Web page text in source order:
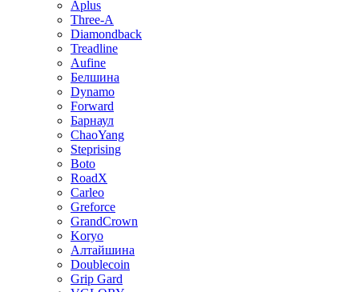
Aplus
Three-A
Diamondback
Treadline
Aufine
Белшина
Dynamo
Forward
Барнаул
ChaoYang
Steprising
Boto
RoadX
Carleo
Greforce
GrandCrown
Koryo
Алтайшина
Doublecoin
Grip Gard